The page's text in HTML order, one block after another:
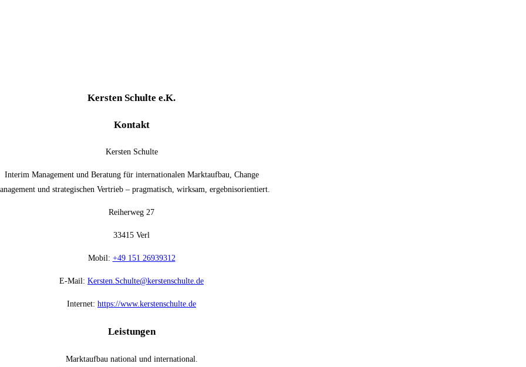
Kersten Schulte e.K.
Kontakt
Kersten Schulte
Interim Management und Beratung für internationalen Marktaufbau, Change
und strategischen Vertrieb – pragmatisch, wirksam, ergebnisorientiert.
Reiherweg 27
33415 Verl
Mobil: +49 151 26939312
E-Mail: Kersten.Schulte@kerstenschulte.de
Internet: https://www.kerstenschulte.de
Leistungen
Marktaufbau national und international.